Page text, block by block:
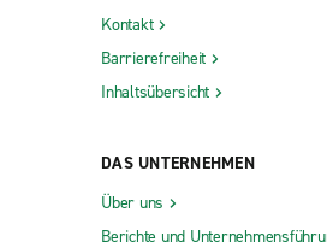
Kontakt
Barrierefreiheit
Inhaltsübersicht
DAS UNTERNEHMEN
Über uns
Berichte und